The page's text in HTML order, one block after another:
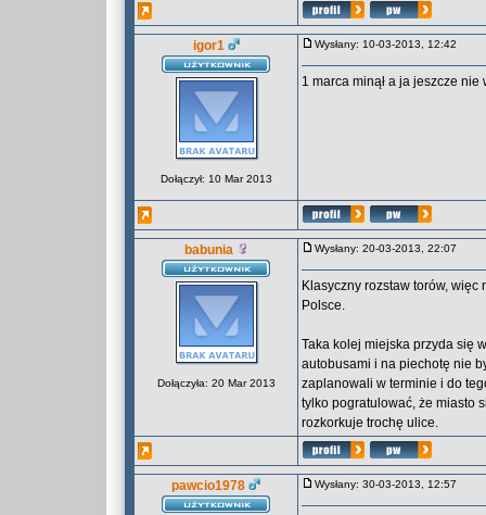
igor1
Dołączył: 10 Mar 2013
Wysłany: 10-03-2013, 12:42
1 marca minął a ja jeszcze nie
babunia
Dołączyła: 20 Mar 2013
Wysłany: 20-03-2013, 22:07
Klasyczny rozstaw torów,
Polsce.
Taka kolej miejska przyda się
autobusami i na piechotę nie
zaplanowali w terminie i do
tylko pogratulować, że miasto
rozkorkuje trochę ulice.
pawcio1978 Wysłany: 30-03-2013, 12:57